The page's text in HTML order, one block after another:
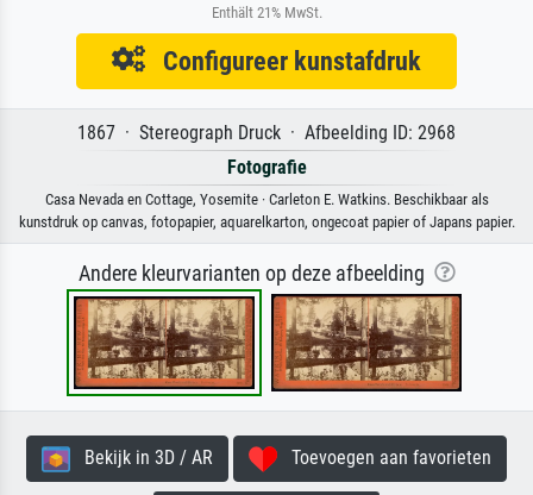
Enthält 21% MwSt.
Configureer kunstafdruk
1867 · Stereograph Druck · Afbeelding ID: 2968
Fotografie
Casa Nevada en Cottage, Yosemite · Carleton E. Watkins. Beschikbaar als
kunstdruk op canvas, fotopapier, aquarelkarton, ongecoat papier of Japans papier.
Andere kleurvarianten op deze afbeelding
Bekijk in 3D / AR Toevoegen aan favorieten